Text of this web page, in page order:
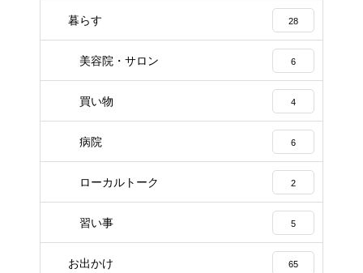
暮らす 28
美容院・サロン 6
買い物 4
病院 6
ローカルトーク 2
習い事 5
お出かけ 65